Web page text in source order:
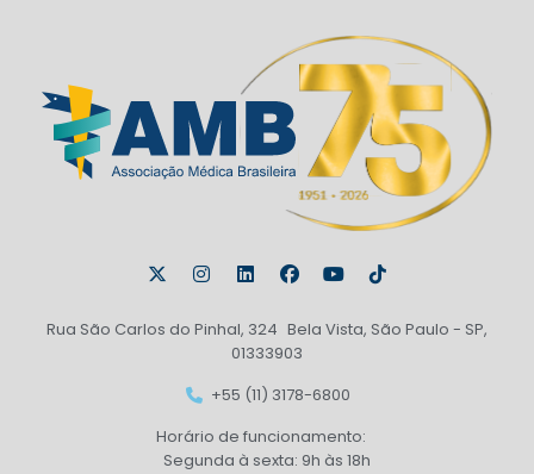
Rua São Carlos do Pinhal, 324 Bela Vista, São Paulo - SP,
01333903
+55 (11) 3178-6800
Horário de funcionamento:
Segunda à sexta: 9h às 18h